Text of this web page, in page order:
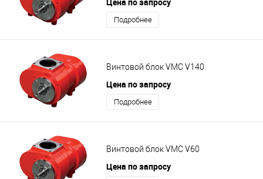
Подробнее
Винтовой блок VMC V140
Цена по запросу
Подробнее
Винтовой блок VMC V60
Цена по запросу